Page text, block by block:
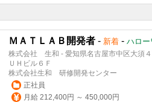
ＭＡＴＬＡＢ開発者 - 新着 - ハロー
株式会社 生和 - 愛知県名古屋市中区大須
ＵＨビル６Ｆ
株式会社生和 研修開発センター
正社員
月給 212,400円 ～ 450,000円